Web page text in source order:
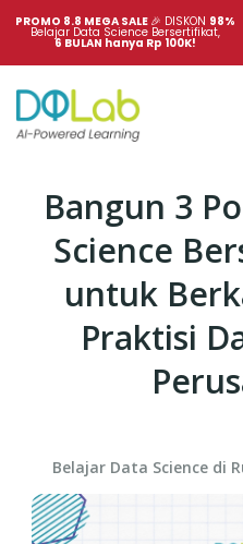
PROMO 8.8 MEGA SALE 🎉 DISKON 98%
Belajar Data Science Bersertifikat,
6 BULAN hanya Rp 100K!
Bangun 3
Science
untuk
Praktisi
Belajar Data Science di